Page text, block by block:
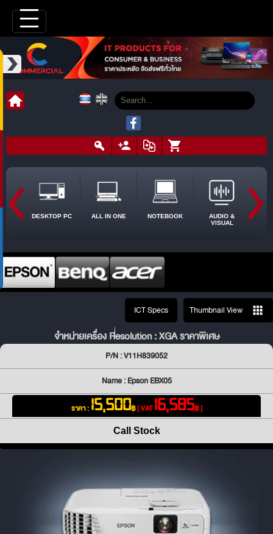
DESKTOP PC ALL IN ONE NOTEBOOK
AUDIO &
VISUAL
ICT Specs Thumbnail View
จำหน่ายเครื่อง Resolution : XGA ราคาพิเศษ
P/N : V11H839052
Name : Epson EBX05
ราคา : 15,500฿[ VAT16,585฿ ]
Call Stock